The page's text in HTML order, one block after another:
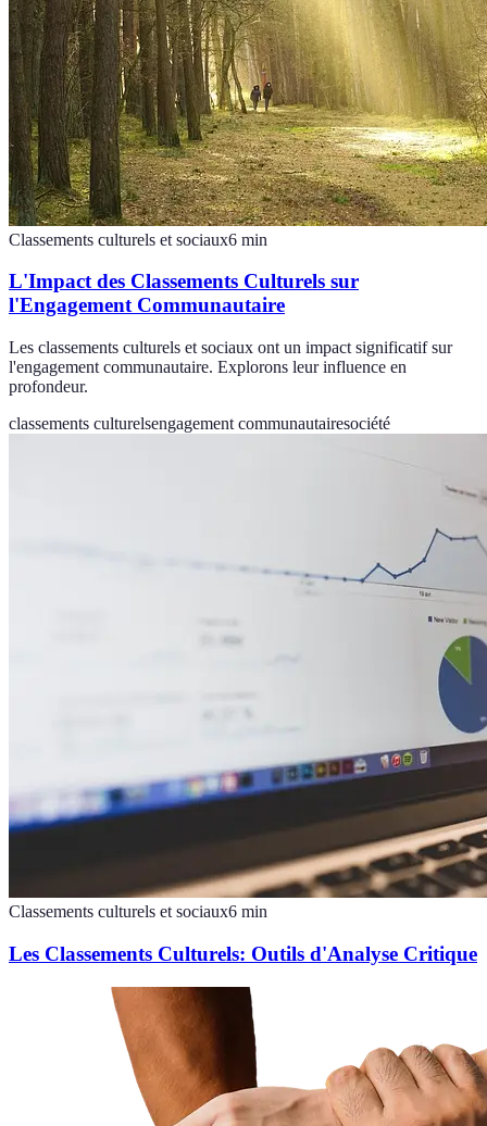
Classements culturels et sociaux6 min
L'Impact des Classements Culturels sur
l'Engagement Communautaire
Les classements culturels et sociaux ont un impact significatif sur
l'engagement communautaire. Explorons leur influence en
profondeur.
classements culturelsengagement communautairesociété
Classements culturels et sociaux6 min
Les Classements Culturels: Outils d'Analyse Critique